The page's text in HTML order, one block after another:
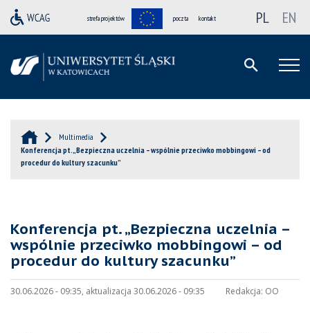
strefa projektów poczta kontakt PL EN
Multimedia
Konferencja pt. „Bezpieczna uczelnia – wspólnie przeciwko mobbingowi – od
procedur do kultury szacunku”
Konferencja pt. „Bezpieczna uczelnia –
wspólnie przeciwko mobbingowi – od
procedur do kultury szacunku”
30.06.2026 - 09:35, aktualizacja 30.06.2026 - 09:35 Redakcja: OO